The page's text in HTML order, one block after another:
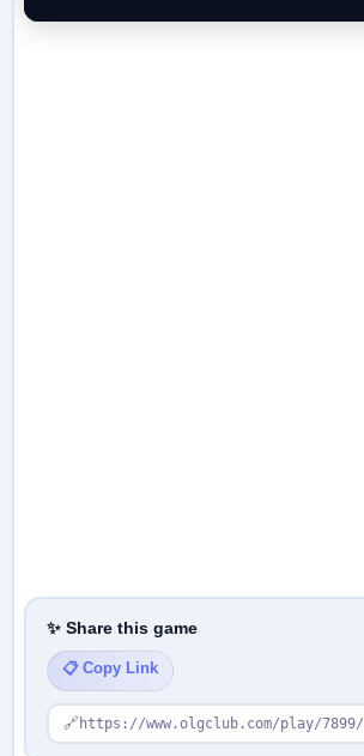
✨ Share this game
📋 Copy Link
🔗 https://www.olgclub.com/play/7899/